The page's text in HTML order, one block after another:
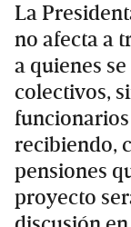
La
no afecta a
a quienes
colectivos,
recibiendo,
pensiones
proyecto